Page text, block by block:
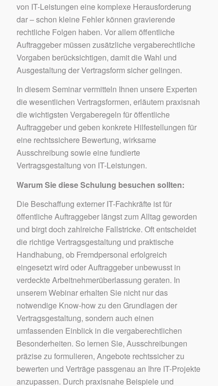
von IT-Leistungen eine komplexe Herausforderung
dar – schon kleine Fehler können gravierende
rechtliche Folgen haben. Vor allem öffentliche
Auftraggeber müssen zusätzliche vergaberechtliche
Vorgaben berücksichtigen, damit die Wahl und
Ausgestaltung der Vertragsform sicher gelingen.
In diesem Seminar vermitteln Ihnen unsere Experten
die wesentlichen Vertragsformen, erläutern praxisnah
die wichtigsten Vergaberegeln für öffentliche
Auftraggeber und geben konkrete Hilfestellungen für
eine rechtssichere Bewertung, wirksame
Ausschreibung sowie eine fundierte
Vertragsgestaltung von IT-Leistungen.
Warum Sie diese Schulung besuchen sollten:
Die Beschaffung externer IT-Fachkräfte ist für
öffentliche Auftraggeber längst zum Alltag geworden
und birgt doch zahlreiche Fallstricke. Oft entscheidet
die richtige Vertragsgestaltung und praktische
Handhabung, ob Fremdpersonal erfolgreich
eingesetzt wird oder Auftraggeber unbewusst in
verdeckte Arbeitnehmerüberlassung geraten. In
unserem Webinar erhalten Sie nicht nur das
notwendige Know-how zu den Grundlagen der
Vertragsgestaltung, sondern auch einen
umfassenden Einblick in die vergaberechtlichen
Besonderheiten. So lernen Sie, Ausschreibungen
präzise zu formulieren, Angebote rechtssicher zu
bewerten und Verträge passgenau an Ihre IT-Projekte
anzupassen. Durch praxisnahe Beispiele und